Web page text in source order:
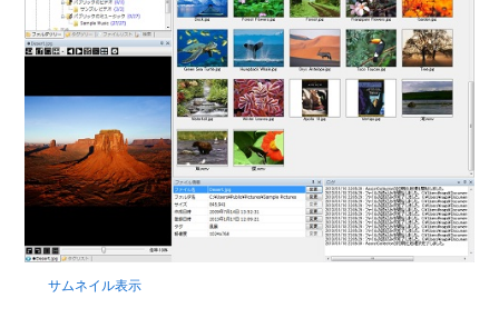
サムネイル表示